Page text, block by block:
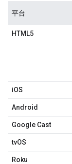
平台
HTML5
iOS
Android
Google Cast
tvOS
Roku